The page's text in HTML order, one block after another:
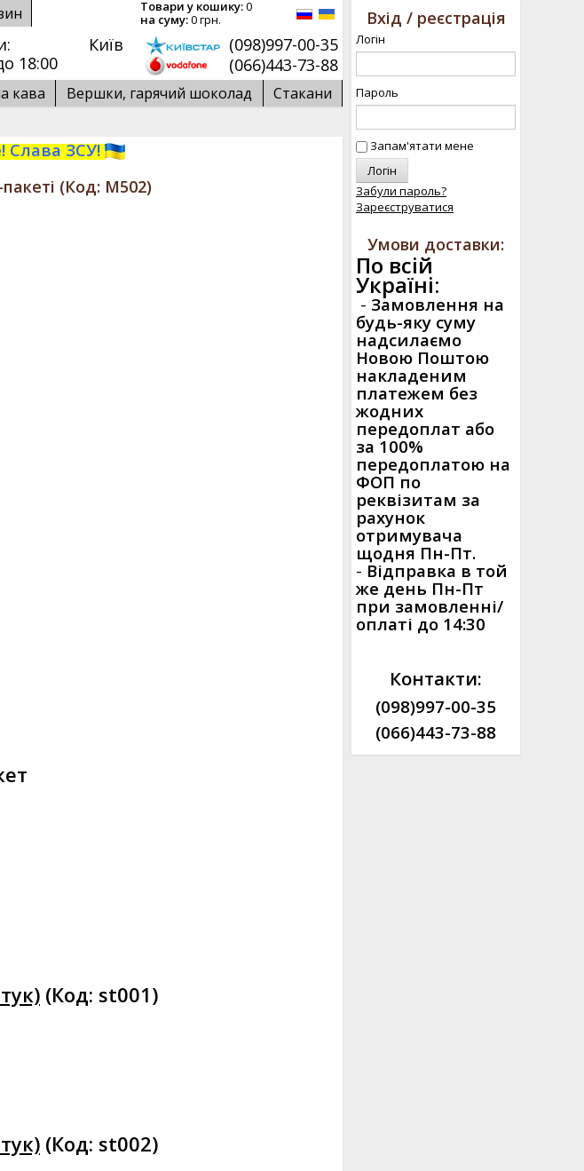
18:00
Київ
(098)997-00-35
(066)443-73-88
Товари у кошику:0
на суму:0 грн.
кава Вершки, гарячий шоколад Стакани
Слава ЗСУ!
(Код: M502)
(Код: st001)
(Код: st002)
Вхід / реєстрація
Логін
Пароль
Запам'ятати мене
Забули пароль?
Зареєструватися
Умови доставки:
По всій
Україні:
- Замовлення на
будь-яку суму
надсилаємо
Новою Поштою
накладеним
платежем без
жодних
передоплат або
за 100%
передоплатою на
ФОП по
реквізитам за
рахунок
отримувача
щодня Пн-Пт.
- Відправка в той
же день Пн-Пт
при замовленні/
оплаті до 14:30
Контакти:
(098)997-00-35
(066)443-73-88